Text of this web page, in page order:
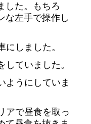
した。もちろ
な左手で操作し
しました。
していました。
ようにしていま
アで昼食を取っ